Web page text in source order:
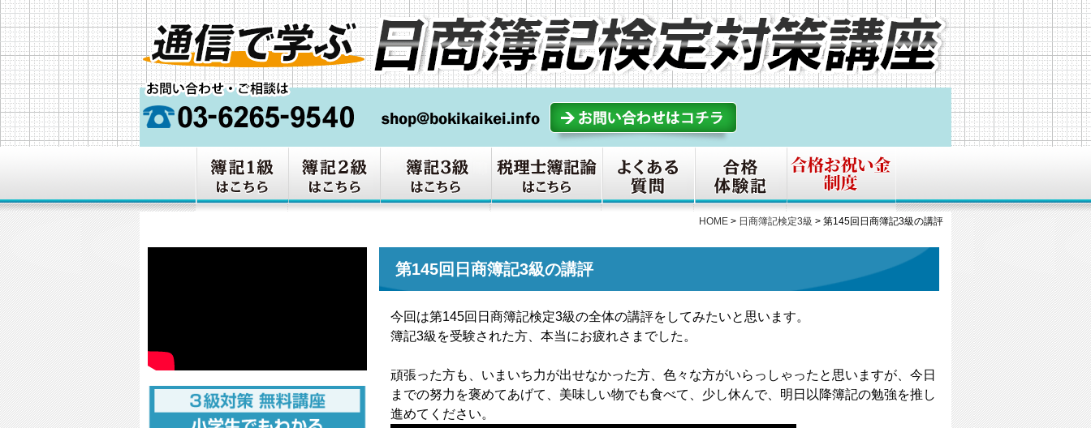
HOME > 日商簿記検定3級 > 第145回日商簿記3級の講評
第145回日商簿記3級の講評
今回は第145回日商簿記検定3級の全体の講評をしてみたいと思います。
簿記3級を受験された方、本当にお疲れさまでした。
頑張った方も、いまいち力が出せなかった方、色々な方がいらっしゃったと思いますが、今日
までの努力を褒めてあげて、美味しい物でも食べて、少し休んで、明日以降簿記の勉強を推し
進めてください。